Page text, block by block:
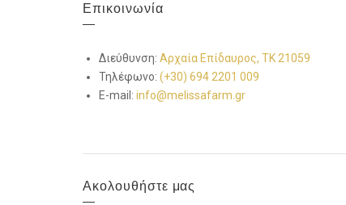
Επικοινωνία
Διεύθυνση: Αρχαία Επίδαυρος, ΤΚ 21059
Τηλέφωνο: (+30) 694 2201 009
E-mail: info@melissafarm.gr
Ακολουθήστε μας